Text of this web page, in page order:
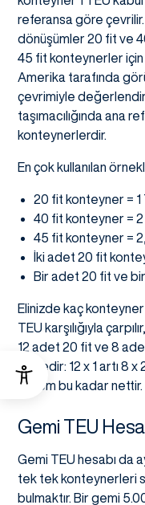
referansa göre
dönüşümler 20 fit ve
45 fit konteynerler için
Amerika tarafında
çevrimiyle
taşımacılığında ana
konteynerlerdir.
En çok kullanılan
20 fit konteyner = 1
40 fit konteyner = 2
45 fit konteyner =
İki adet 20 fit
Bir adet 20 fit ve
Elinizde kaç
TEU karşılığıyla
12 adet 20 fit ve 8
şöyledir: 12 x 1 artı 8
sistem bu kadar nettir.
Gemi TEU
Gemi TEU hesabı da
tek tek konteynerleri
bulmaktır. Bir gemi